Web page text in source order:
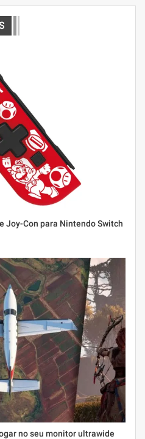
Joy-Con para Nintendo Switch
no seu monitor ultrawide